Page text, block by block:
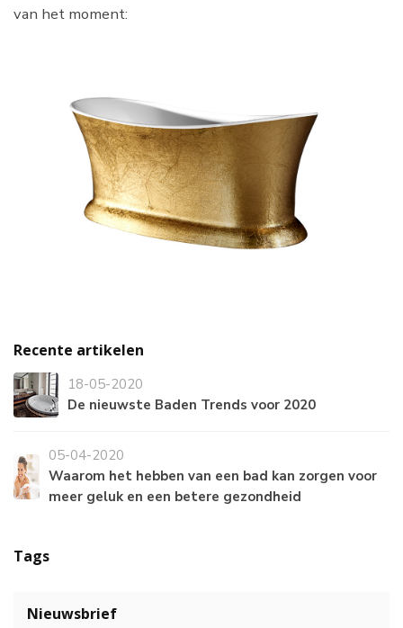
van het moment:
Recente artikelen
18-05-2020
De nieuwste Baden Trends voor 2020
05-04-2020
Waarom het hebben van een bad kan zorgen voor
meer geluk en een betere gezondheid
Tags
Nieuwsbrief